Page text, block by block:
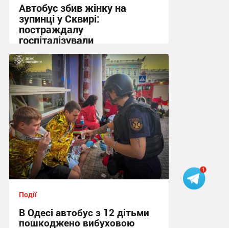
Автобус збив жінку на
зупинці у Сквирі:
постраждалу
госпіталізували
21:10 вчора
Події
В Одесі автобус з 12 дітьми
пошкоджено вибуховою